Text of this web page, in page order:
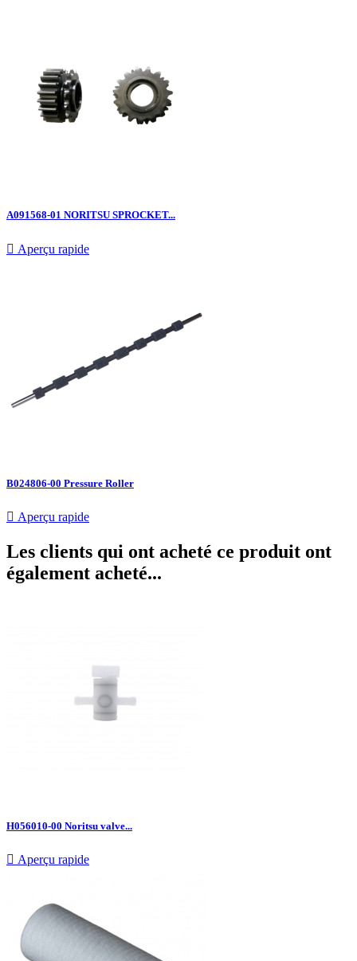
A091568-01 NORITSU SPROCKET...
 Aperçu rapide
B024806-00 Pressure Roller
 Aperçu rapide
Les clients qui ont acheté ce produit ont
également acheté...
H056010-00 Noritsu valve...
 Aperçu rapide